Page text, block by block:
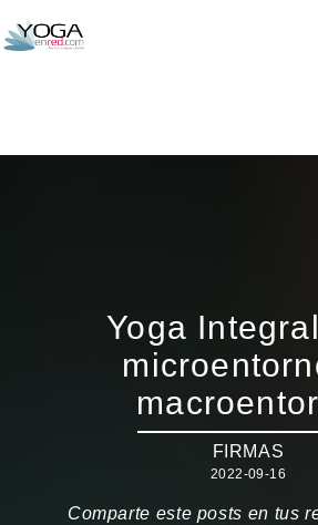
Yoga
FIRMAS
2022-09-16
Comparte este posts en tus